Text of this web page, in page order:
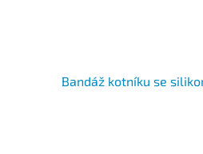
Bandáž kotníku se